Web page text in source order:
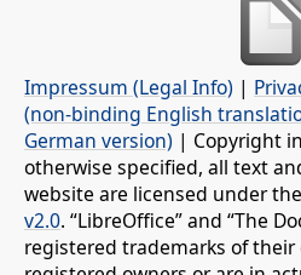
Impressum (Legal Info) |
(non-binding English
German version) | Copyright
otherwise specified, all text
website are licensed under the
v2.0. “LibreOffice” and “The
registered trademarks of